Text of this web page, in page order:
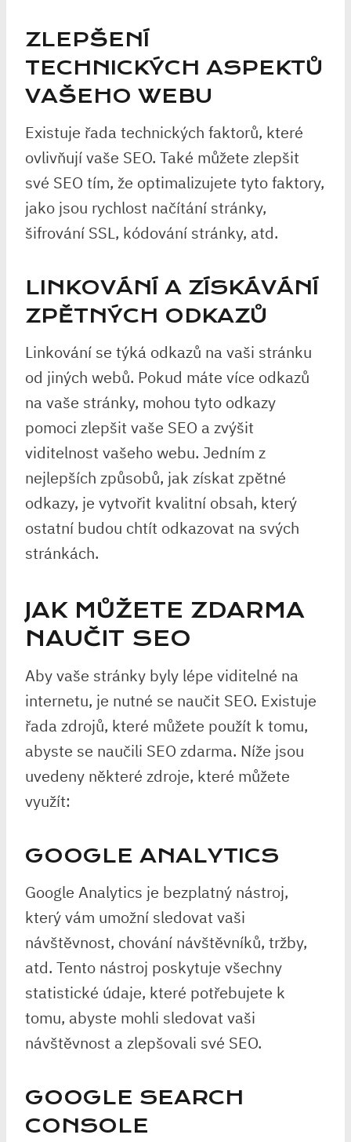
ZLEPŠENÍ
TECHNICKÝCH ASPEKTŮ
VAŠEHO WEBU
Existuje řada technických faktorů, které
ovlivňují vaše SEO. Také můžete zlepšit
své SEO tím, že optimalizujete tyto faktory,
jako jsou rychlost načítání stránky,
šifrování SSL, kódování stránky, atd.
LINKOVÁNÍ A ZÍSKÁVÁNÍ
ZPĚTNÝCH ODKAZŮ
Linkování se týká odkazů na vaši stránku
od jiných webů. Pokud máte více odkazů
na vaše stránky, mohou tyto odkazy
pomoci zlepšit vaše SEO a zvýšit
viditelnost vašeho webu. Jedním z
nejlepších způsobů, jak získat zpětné
odkazy, je vytvořit kvalitní obsah, který
ostatní budou chtít odkazovat na svých
stránkách.
JAK MŮŽETE ZDARMA
NAUČIT SEO
Aby vaše stránky byly lépe viditelné na
internetu, je nutné se naučit SEO. Existuje
řada zdrojů, které můžete použít k tomu,
abyste se naučili SEO zdarma. Níže jsou
uvedeny některé zdroje, které můžete
využít:
GOOGLE ANALYTICS
Google Analytics je bezplatný nástroj,
který vám umožní sledovat vaši
návštěvnost, chování návštěvníků, tržby,
atd. Tento nástroj poskytuje všechny
statistické údaje, které potřebujete k
tomu, abyste mohli sledovat vaši
návštěvnost a zlepšovali své SEO.
GOOGLE SEARCH
CONSOLE